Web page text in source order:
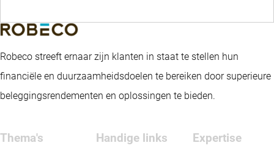
Robeco streeft ernaar zijn klanten in staat te stellen hun
financiële en duurzaamheidsdoelen te bereiken door superieure
beleggingsrendementen en oplossingen te bieden.
Thema's Handige links Expertise